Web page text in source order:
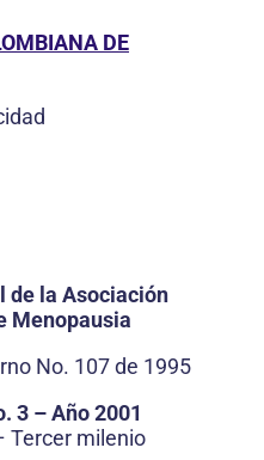
DE
de la Asociación
Menopausia
No. 107 de 1995
3 – Año 2001
Tercer milenio